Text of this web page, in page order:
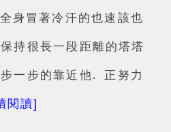
身冒著冷汗的也速該也
持很長一段距離的塔塔
一步的靠近他. 正努力
閱讀]